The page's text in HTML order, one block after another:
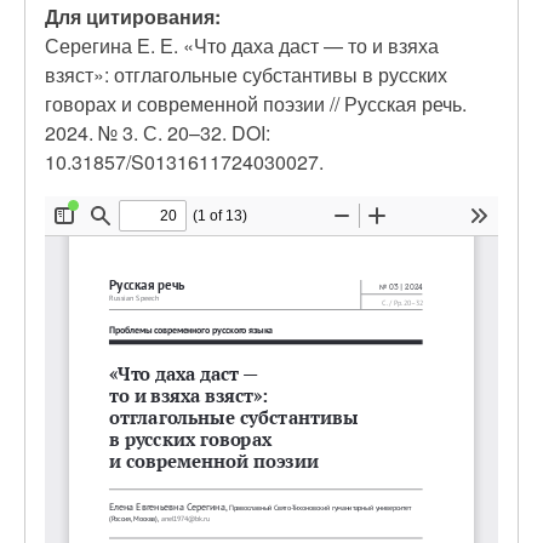
Для цитирования:
Серегина Е. Е. «Что даха даст — то и взяха
взяст»: отглагольные субстантивы в русских
говорах и современной поэзии // Русская речь.
2024. № 3. С. 20–32. DOI:
10.31857/S0131611724030027.